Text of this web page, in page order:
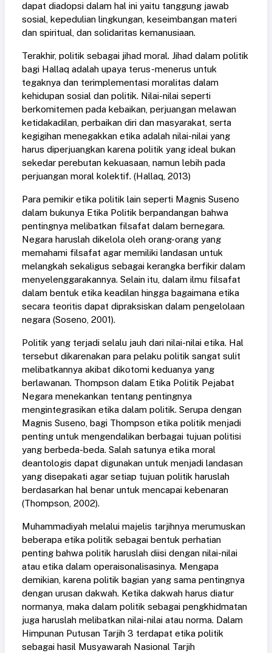
dapat diadopsi dalam hal ini yaitu tanggung jawab
sosial, kepedulian lingkungan, keseimbangan materi
dan spiritual, dan solidaritas kemanusiaan.
Terakhir, politik sebagai jihad moral. Jihad dalam politik
bagi Hallaq adalah upaya terus-menerus untuk
tegaknya dan terimplementasi moralitas dalam
kehidupan sosial dan politik. Nilai-nilai seperti
berkomitemen pada kebaikan, perjuangan melawan
ketidakadilan, perbaikan diri dan masyarakat, serta
kegigihan menegakkan etika adalah nilai-nilai yang
harus diperjuangkan karena politik yang ideal bukan
sekedar perebutan kekuasaan, namun lebih pada
perjuangan moral kolektif. (Hallaq, 2013)
Para pemikir etika politik lain seperti Magnis Suseno
dalam bukunya Etika Politik berpandangan bahwa
pentingnya melibatkan filsafat dalam bernegara.
Negara haruslah dikelola oleh orang-orang yang
memahami filsafat agar memiliki landasan untuk
melangkah sekaligus sebagai kerangka berfikir dalam
menyelenggarakannya. Selain itu, dalam ilmu filsafat
dalam bentuk etika keadilan hingga bagaimana etika
secara teoritis dapat dipraksiskan dalam pengelolaan
negara (Soseno, 2001).
Politik yang terjadi selalu jauh dari nilai-nilai etika. Hal
tersebut dikarenakan para pelaku politik sangat sulit
melibatkannya akibat dikotomi keduanya yang
berlawanan. Thompson dalam Etika Politik Pejabat
Negara menekankan tentang pentingnya
mengintegrasikan etika dalam politik. Serupa dengan
Magnis Suseno, bagi Thompson etika politik menjadi
penting untuk mengendalikan berbagai tujuan politisi
yang berbeda-beda. Salah satunya etika moral
deantologis dapat digunakan untuk menjadi landasan
yang disepakati agar setiap tujuan politik haruslah
berdasarkan hal benar untuk mencapai kebenaran
(Thompson, 2002).
Muhammadiyah melalui majelis tarjihnya merumuskan
beberapa etika politik sebagai bentuk perhatian
penting bahwa politik haruslah diisi dengan nilai-nilai
atau etika dalam operaisonalisasinya. Mengapa
demikian, karena politik bagian yang sama pentingnya
dengan urusan dakwah. Ketika dakwah harus diatur
normanya, maka dalam politik sebagai pengkhidmatan
juga haruslah melibatkan nilai-nilai atau norma. Dalam
Himpunan Putusan Tarjih 3 terdapat etika politik
sebagai hasil Musyawarah Nasional Tarjih